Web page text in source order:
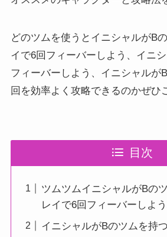
どのツムを使うとイニシャルがB
イで6回フィーバーしよう、イニ
フィーバーしよう、イニシャルが
回を効率よく攻略できるのかぜひ
目次
ツムツムイニシャルがBの
レイで6回フィーバーしよ
イニシャルがBのツムを持